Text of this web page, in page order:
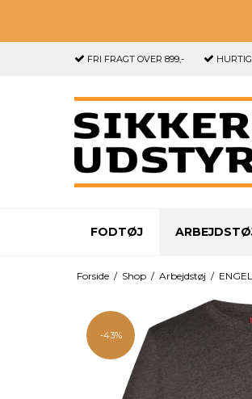
FRI FRAGT OVER 899,-
FODTØJ
Forside / Shop / Arbejdstøj /
-43%